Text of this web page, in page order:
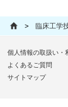
> 臨床工学
個人情報の取扱い・
よくあるご質問
サイトマップ